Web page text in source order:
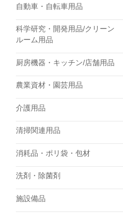
自動車・自転車用品
科学研究・開発用品/クリーン
ルーム用品
厨房機器・キッチン/店舗用品
農業資材・園芸用品
介護用品
清掃関連用品
消耗品・ポリ袋・包材
洗剤・除菌剤
施設備品